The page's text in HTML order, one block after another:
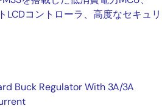
LCDコントローラ、高度なセキュ
Buck Regulator With 3A/3A